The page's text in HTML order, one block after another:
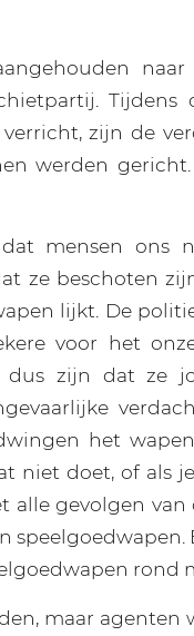
Tijdens
zijn de
werden
mensen ons
ze beschoten
lijkt. De
voor het
dus zijn dat ze
het
niet doet, of als
gevolgen van
rond
maar agenten